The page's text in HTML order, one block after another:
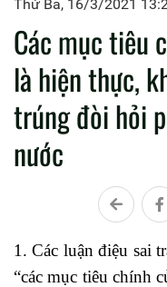
Thứ Ba, 16/3/2021
Các mục tiêu
là hiện thực,
trúng đòi hỏi
nước
1. Các luận điệu sai
“các mục tiêu chính